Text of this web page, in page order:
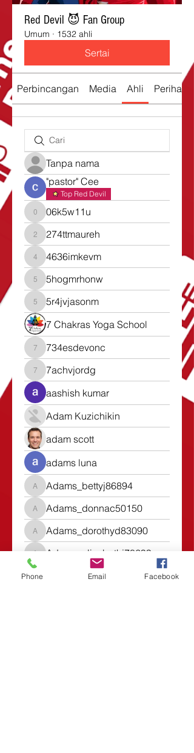
Red Devil 😈 Fan Group
Umum · 1532 ahli
Sertai
Perbincangan Media Ahli Perihal
Tanpa nama
"pastor" Cee
Top Red Devil
06k5w11u
06k5w11u
274ttmaureh
274ttmaureh
4636imkevm
4636imkevm
5hogmrhonw
5hogmrhonw
5r4jvjasonm
5r4jvjasonm
7 Chakras Yoga School
734esdevonc
734esdevonc
7achvjordg
7achvjordg
aashish kumar
Adam Kuzichikin
adam scott
adams luna
Adams_bettyj86894
Adams_bettyj86894
Adams_donnac50150
Adams_donnac50150
Adams_dorothyd83090
Adams_dorothyd83090
Adams_elizabethj78699
Adams_elizabethj78699
Phone Email Facebook